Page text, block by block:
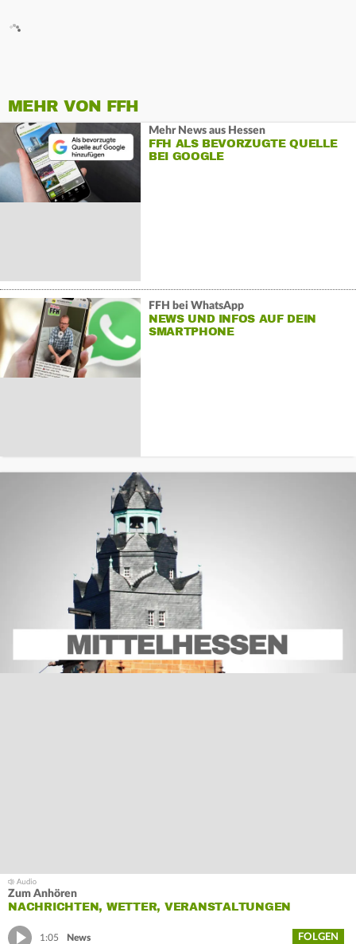
MEHR VON FFH
Mehr News aus Hessen
FFH ALS BEVORZUGTE QUELLE
BEI GOOGLE
FFH bei WhatsApp
NEWS UND INFOS AUF DEIN
SMARTPHONE
Zum Anhören
NACHRICHTEN, WETTER, VERANSTALTUNGEN
1:05 News FOLGEN